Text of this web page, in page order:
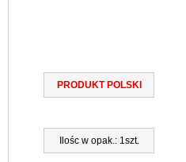
PRODUKT POLSKI
Ilośc w opak.: 1szt.